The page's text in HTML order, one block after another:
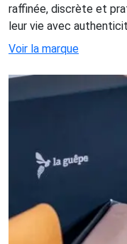
raffinée, discrète et
leur vie avec
Voir la marque